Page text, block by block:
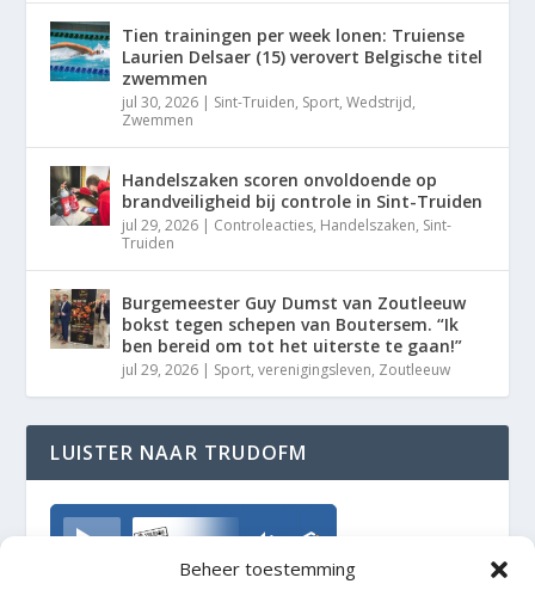
Beheer toestemming
Tien trainingen per week lonen: Truiense
Laurien Delsaer (15) verovert Belgische titel
zwemmen
jul 30, 2026 | Sint-Truiden, Sport,Wedstrijd,
Zwemmen
Handelszaken scoren onvoldoende op
brandveiligheid bij controle in Sint-Truiden
jul 29, 2026 | Controleacties, Handelszaken, Sint-
Truiden
Burgemeester Guy Dumst van Zoutleeuw
bokst tegen schepen van Boutersem. “Ik
ben bereid om tot het uiterste te gaan!”
jul 29, 2026 | Sport,verenigingsleven, Zoutleeuw
LUISTER NAAR TRUDOFM
TrudoFM